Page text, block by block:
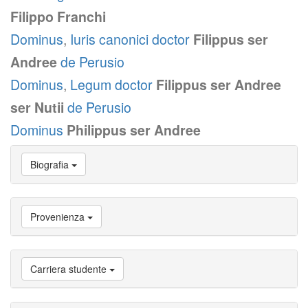
Filippo Franchi
Dominus, Iuris canonici doctor Filippus ser
Andreede Perusio
Dominus, Legum doctor Filippus ser Andree
ser Nutii de Perusio
Dominus Philippus ser Andree
Vai
Biografia
Provenienza
Vai
a
Carriera
studente
Vai
a
Biografia
Provenienza
Carriera studente